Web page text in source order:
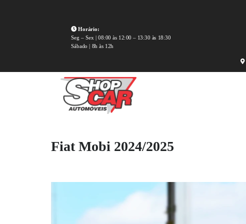
Horário:
Seg – Sex | 08:00 às 12:00 – 13:30 às 18:30
Sábado | 8h às 12h
Fiat Mobi 2024/2025